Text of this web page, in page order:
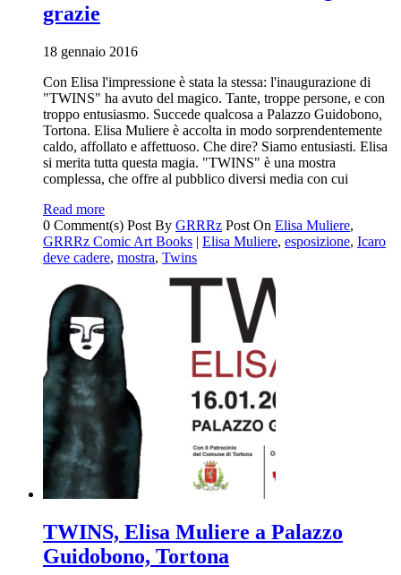
grazie
18 gennaio 2016
Con Elisa l'impressione è stata la stessa: l'inaugurazione di
"TWINS" ha avuto del magico. Tante, troppe persone, e con
troppo entusiasmo. Succede qualcosa a Palazzo Guidobono,
Tortona. Elisa Muliere è accolta in modo sorprendentemente
caldo, affollato e affettuoso. Che dire? Siamo entusiasti. Elisa
si merita tutta questa magia. "TWINS" è una mostra
complessa, che offre al pubblico diversi media con cui
Read more
0 Comment(s) Post By GRRRz Post On Elisa Muliere,
GRRRz Comic Art Books | Elisa Muliere, esposizione, Icaro
deve cadere, mostra, Twins
TWINS, Elisa Muliere a Palazzo
Guidobono, Tortona